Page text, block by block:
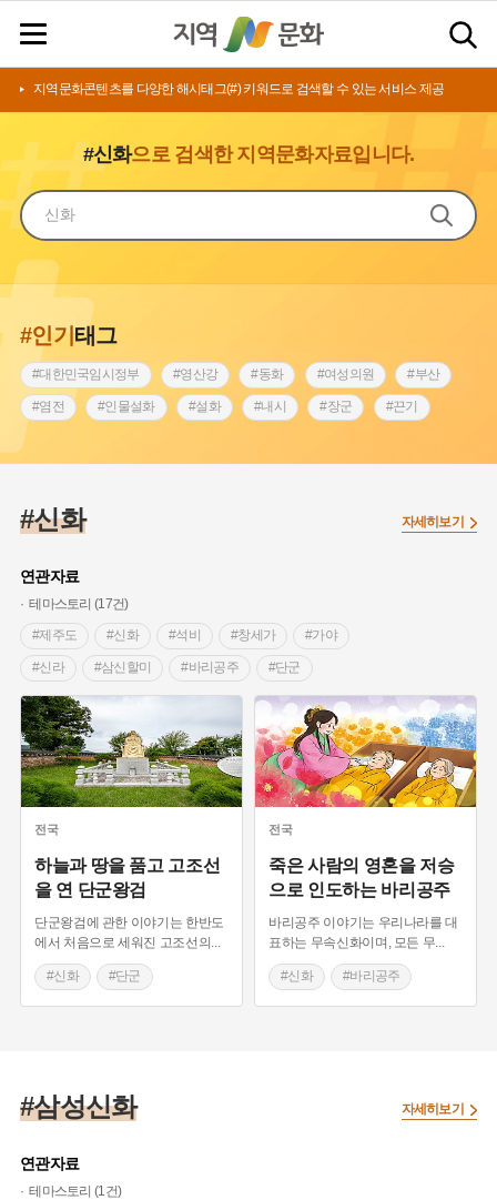
지역문화콘텐츠를 다양한 해시태그(#) 키워드로 검색할 수 있는 서비스 제공
#신화으로 검색한 지역문화자료입니다.
#인기태그
#대한민국임시정부 #영산강 #동화 #여성의원 #부산
#염전 #인물설화 #설화 #내시 #장군 #끈기
#독립운동가 #수령
#풍속
#지역의 설화
#애민 #노원구 #남자현 #조선역사 #용인의 전설
#강감찬 #박물관 #한의학 #여성 독립운동가
#어린이역사콘텐츠 #강진 #제주도설화 #임시의정원
#전설 #용인 #온라인 생활사박물관 #바위설화 #마을
#백년가게 #인천 #고구려 #지명 #지명유래
#3.1운동 #목민관 #생활용품 #허준 #블루리본
#먼우금 #갯벌
#28독립선언 #내성 #왕건 #지역의 오래된 가게
#조선 시대 사회 #바보온달
#신화
연관자료
테마스토리 (17건)
#제주도
#신화 #석비 #창세가 #가야
#신라 #삼신할미 #바리공주 #단군
#바다 #흑산도 #서낭당 #경북 영양
#구리시 #인천 #미추홀 #문학산성
#인천지역설화 #곡성 #전라남도문화재
#동명왕 #드라마 주요 소재 #시루말
#제주도신화 #일생의례
#출생설화
자세히보기
전국
하늘과 땅을 품고 고조선
을 연 단군왕검
단군왕검에 관한 이야기는 한반도
에서 처음으로 세워진 고조선의
#신화 #단군
전국
죽은 사람의 영혼을 저승
으로 인도하는 바리공주
바리공주 이야기는 우리나라를 대
표하는 무속신화이며, 모든 무
#신화 #바리공주
#삼성신화
연관자료
테마스토리 (1건)
자세히보기